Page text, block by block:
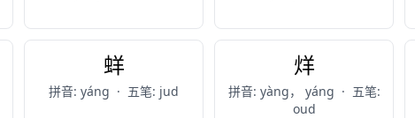
蛘
拼音: yáng · 五笔: jud
烊
拼音: yàng， yáng · 五笔:
oud